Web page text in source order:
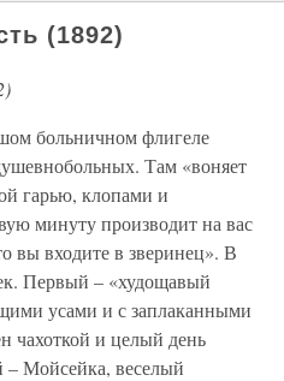
(1892)
больничном флигеле
Там «воняет
гарью, клопами и
минуту производит на вас
вы входите в зверинец». В
Первый – «худощавый
усами и с заплаканными
чахоткой и целый день
– Мойсейка, веселый